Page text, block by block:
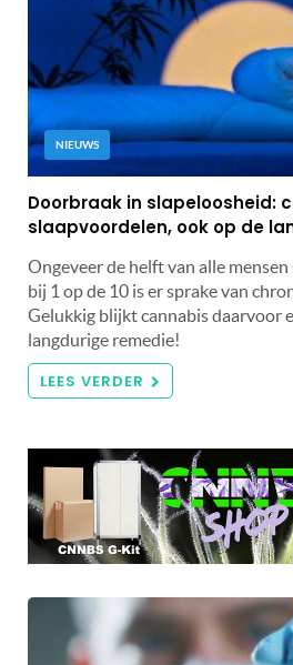
NIEUWS
Doorbraak in slapeloosheid:
slaapvoordelen, ook op de
Ongeveer de helft van alle
bij 1 op de 10 is er sprake van
Gelukkig blijkt cannabis daarvoor
langdurige remedie!
LEES VERDER